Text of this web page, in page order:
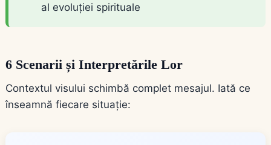
al evoluției spirituale
6 Scenarii și Interpretările Lor
Contextul visului schimbă complet mesajul. Iată ce
înseamnă fiecare situație: